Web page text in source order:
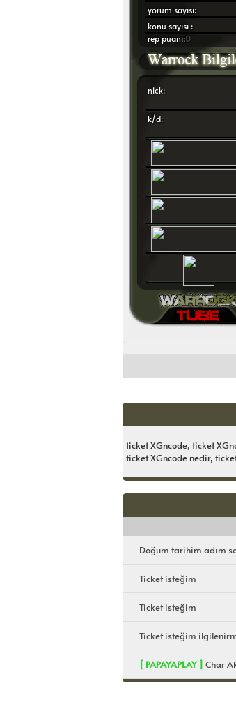
yorum sayısı:
konu sayısı :
rep puanı:0
nick:
k/d:
ticket XGncode, ticket
ticket XGncode nedir,
Doğum tarihim adım
Ticket isteğim
Ticket isteğim
Ticket isteğim
[ PAPAYAPLAY ] Char